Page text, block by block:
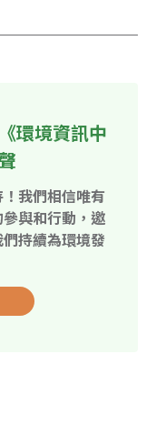
環境資訊中
我們相信唯有
與和行動，邀
持續為環境發